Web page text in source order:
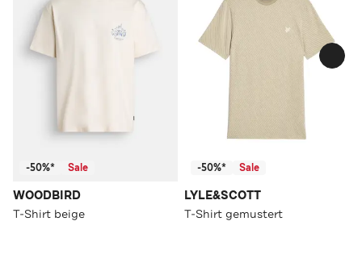
-50%* Sale
WOODBIRD
T-Shirt beige
-50%* Sale
LYLE&SCOTT
T-Shirt gemustert